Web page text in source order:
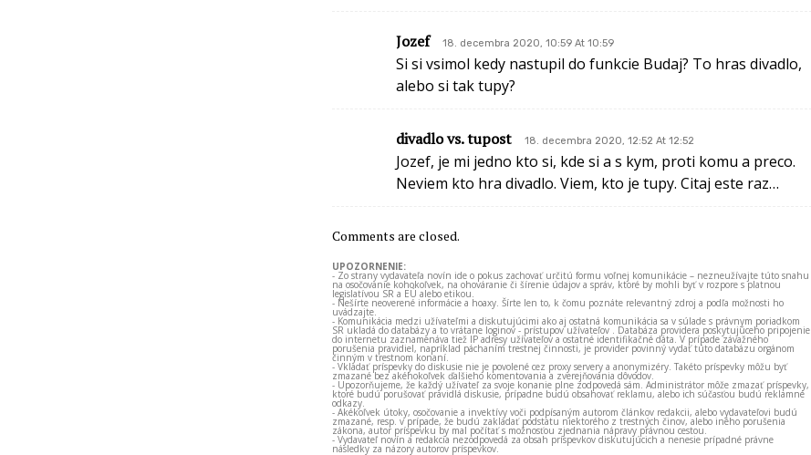
Jozef 18. decembra 2020, 10:59 At 10:59
Si si vsimol kedy nastupil do funkcie Budaj? To hras divadlo,
alebo si tak tupy?
divadlo vs. tupost 18. decembra 2020, 12:52 At 12:52
Jozef, je mi jedno kto si, kde si a s kym, proti komu a preco.
Neviem kto hra divadlo. Viem, kto je tupy. Citaj este raz…
Comments are closed.
UPOZORNENIE:
- Zo strany vydavateľa novín ide o pokus zachovať určitú formu voľnej komunikácie – nezneužívajte túto snahu
na osočovanie kohokoľvek, na ohováranie či šírenie údajov a správ, ktoré by mohli byť v rozpore s platnou
legislatívou SR a EÚ alebo etikou.
- Nešírte neoverené informácie a hoaxy. Šírte len to, k čomu poznáte relevantný zdroj a podľa možnosti ho
uvádzajte.
- Komunikácia medzi užívateľmi a diskutujúcimi ako aj ostatná komunikácia sa v súlade s právnym poriadkom
SR ukladá do databázy a to vrátane loginov - prístupov užívateľov . Databáza providera poskytujúceho pripojenie
do internetu zaznamenáva tiež IP adresy užívateľov a ostatné identifikačné dáta. V prípade závažného
porušenia pravidiel, napríklad páchaním trestnej činnosti, je provider povinný vydať túto databázu orgánom
činným v trestnom konaní.
- Vkladať príspevky do diskusie nie je povolené cez proxy servery a anonymizéry. Takéto príspevky môžu byť
zmazané bez akéhokoľvek ďalšieho komentovania a zverejňovania dôvodov.
- Upozorňujeme, že každý užívateľ za svoje konanie plne zodpovedá sám. Administrátor môže zmazať príspevky,
ktoré budú porušovať pravidlá diskusie, prípadne budú obsahovať reklamu, alebo ich súčasťou budú reklamné
odkazy.
- Akékoľvek útoky, osočovanie a invektívy voči podpísaným autorom článkov redakcii, alebo vydavateľovi budú
zmazané, resp. v prípade, že budú zakladať podstatu niektorého z trestných činov, alebo iného porušenia
zákona, autor príspevku by mal počítať s možnosťou zjednania nápravy právnou cestou.
- Vydavateľ novín a redakcia nezodpovedá za obsah príspevkov diskutujúcich a nenesie prípadné právne
následky za názory autorov príspevkov.